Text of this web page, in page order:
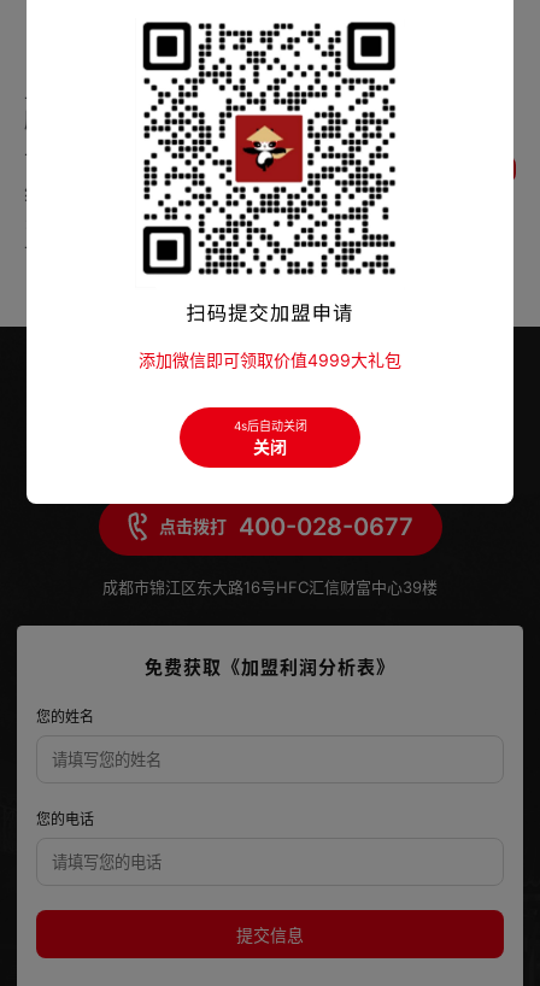
#火锅#吃成都火锅就吃蜀大侠
上一条：关于产品提前执行预包装食品标签新
版国家标准的声明
下一条：✨蜀大侠×刘创创｜非遗丰巢米酒 🍶
纯原浆活酵母米酒、自然发酵 🍯甘甜深山蜂蜜
× 古法非遗米酒 🔥口感醇厚丰富、酒香细腻回
甘 #新品上市
官方指定加盟热线
点击拨打 400-028-0677
成都市锦江区东大路16号HFC汇信财富中心39楼
免费获取《加盟利润分析表》
您的姓名
您的电话
提交信息
添加微信即可领取价值4999大礼包
4s后自动关闭
关闭